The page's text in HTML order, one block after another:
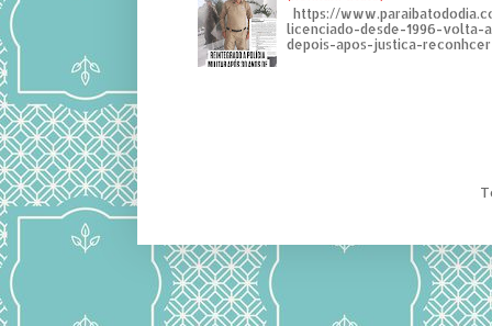
https://
licenciado-desde-1996-volta-
depois-apos-justica-